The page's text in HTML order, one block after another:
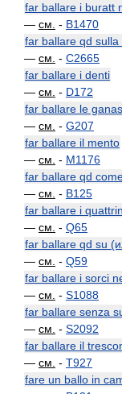
far ballare i buratt
— см. - B1470
far ballare qd sulla
— см. - C2665
far ballare i denti
— см. - D172
far ballare le
— см. - G207
far ballare il mento
— см. - M1176
far ballare qd
— см. - B125
far ballare i
— см. - Q65
far ballare qd su
— см. - Q59
far ballare i sorci
— см. - S1088
far ballare senza
— см. - S2092
far ballare il
— см. - T927
fare un ballo in